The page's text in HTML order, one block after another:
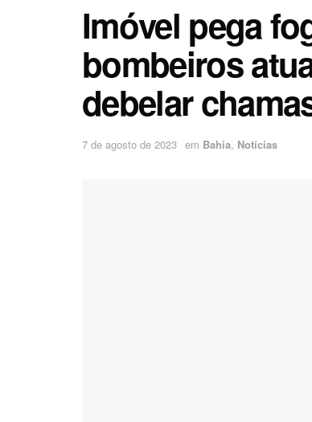
Imóvel pega
bombeiros
debelar
7 de agosto de 2023 em Bahia, Notícias